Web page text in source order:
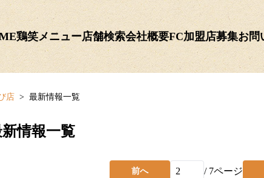
鶏笑メニュー店舗検索会社概要FC加盟店募集お問
店 最新情報一覧
情報一覧
前へ / 7ページ